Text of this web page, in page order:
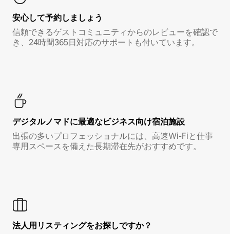
安心して予約しましょう
信頼できるゲストコミュニティからのレビューを確認で
き、24時間365日対応のサポートも付いています。
デジタルノマド⁠に最⁠適⁠なビ⁠ジ⁠ネ⁠ス⁠向⁠け宿⁠泊⁠施⁠設
出張の多いプロフェッショナルには、高速Wi-Fiと仕事
専用スペースを備えた長期滞在先がおすすめです。
法人用リスティングをお探しですか？